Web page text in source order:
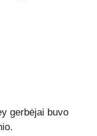
gerbėjai buvo